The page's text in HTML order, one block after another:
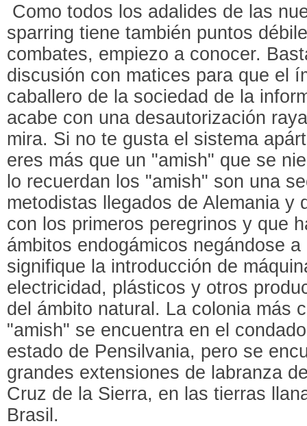
Como todos los adalides de las
sparring tiene también puntos
combates, empiezo a conocer.
discusión con matices para que el
caballero de la sociedad de la
acabe con una desautorización
mira. Si no te gusta el sistema
eres más que un "amish" que se
lo recuerdan los "amish" son una
metodistas llegados de Alemania y
con los primeros peregrinos y que
ámbitos endogámicos negándose
signifique la introducción de
electricidad, plásticos y otros
del ámbito natural. La colonia más
"amish" se encuentra en el
estado de Pensilvania, pero se
grandes extensiones de labranza
Cruz de la Sierra, en las tierras
Brasil.